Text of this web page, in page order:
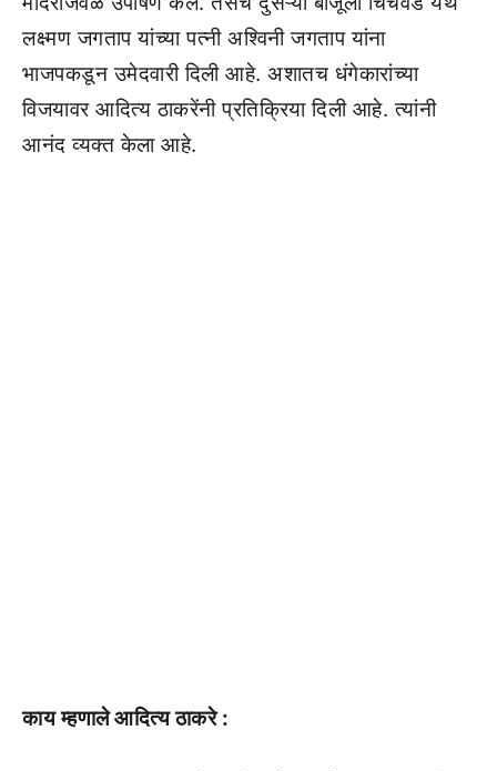
लक्ष्मण जगताप यांच्या पत्नी अश्विनी जगताप यांना
भाजपकडून उमेदवारी दिली आहे. अशातच धंगेकारांच्या
विजयावर आदित्य ठाकरेंनी प्रतिक्रिया दिली आहे. त्यांनी
आनंद व्यक्त केला आहे.
काय म्हणाले आदित्य ठाकरे :